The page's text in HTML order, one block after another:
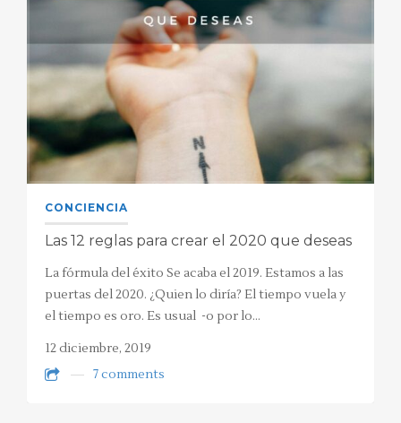
CONCIENCIA
Las 12 reglas para crear el 2020 que deseas
La fórmula del éxito Se acaba el 2019. Estamos a las
puertas del 2020. ¿Quien lo diría? El tiempo vuela y
el tiempo es oro. Es usual -o por lo…
12 diciembre, 2019
7 comments